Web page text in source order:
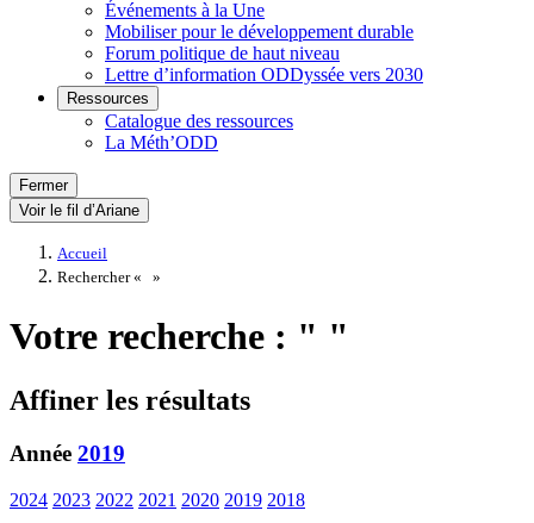
Événements à la Une
Mobiliser pour le développement durable
Forum politique de haut niveau
Lettre d’information ODDyssée vers 2030
Ressources
Catalogue des ressources
La Méth’ODD
Fermer
Voir le fil d’Ariane
Accueil
Rechercher «
»
Votre recherche : " "
Affiner les résultats
Année 2019
2024 2023 2022 2021 2020 2019 2018